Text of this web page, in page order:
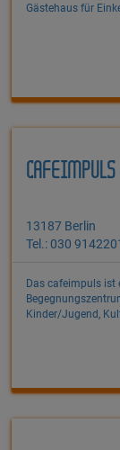
Gästehaus für
CAFEIMPULS
13187 Berlin
Tel.: 030
Das cafeimpuls ist
Kinder/Jugend,